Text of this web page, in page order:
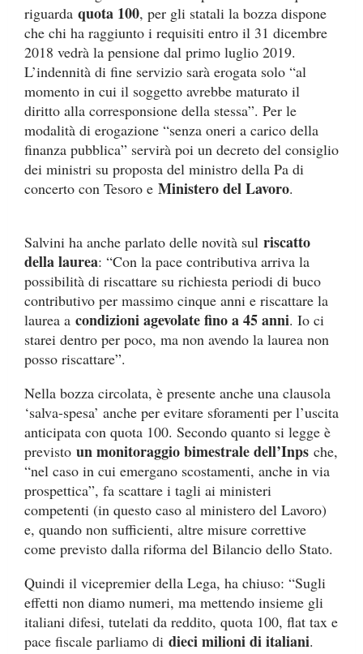
riguarda quota 100, per gli statali la bozza dispone
che chi ha raggiunto i requisiti entro il 31 dicembre
2018 vedrà la pensione dal primo luglio 2019.
L’indennità di fine servizio sarà erogata solo “al
momento in cui il soggetto avrebbe maturato il
diritto alla corresponsione della stessa”. Per le
modalità di erogazione “senza oneri a carico della
finanza pubblica” servirà poi un decreto del consiglio
dei ministri su proposta del ministro della Pa di
concerto con Tesoro e Ministero del Lavoro.
Salvini ha anche parlato delle novità sul riscatto
della laurea: “Con la pace contributiva arriva la
possibilità di riscattare su richiesta periodi di buco
contributivo per massimo cinque anni e riscattare la
laurea a condizioni agevolate fino a 45 anni. Io ci
starei dentro per poco, ma non avendo la laurea non
posso riscattare”.
Nella bozza circolata, è presente anche una clausola
‘salva-spesa’ anche per evitare sforamenti per l’uscita
anticipata con quota 100. Secondo quanto si legge è
previsto un monitoraggio bimestrale dell’Inps che,
“nel caso in cui emergano scostamenti, anche in via
prospettica”, fa scattare i tagli ai ministeri
competenti (in questo caso al ministero del Lavoro)
e, quando non sufficienti, altre misure correttive
come previsto dalla riforma del Bilancio dello Stato.
Quindi il vicepremier della Lega, ha chiuso: “Sugli
effetti non diamo numeri, ma mettendo insieme gli
italiani difesi, tutelati da reddito, quota 100, flat tax e
pace fiscale parliamo di dieci milioni di italiani.